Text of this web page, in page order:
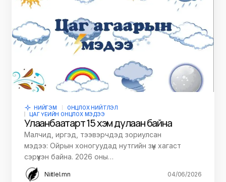
НИЙГЭМ
ОНЦЛОХ НИЙТЛЭЛ
ЦАГ ҮЕИЙН ОНЦЛОХ МЭДЭЭ
Улаанбаатарт 15 хэм дулаан байна
Малчид, иргэд, тээвэрчдэд зориулсан
мэдээ: Ойрын хоногуудад нутгийн зүүн хагаст
сэрүүхэн байна. 2026 оны…
Niitlel.mn 04/06/2026